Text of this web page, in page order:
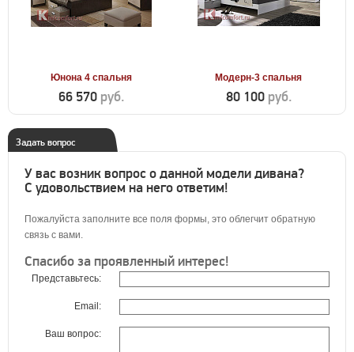
Юнона 4 спальня
66 570 руб.
Модерн-3 спальня
80 100 руб.
Задать вопрос
У вас возник вопрос о данной модели дивана?
С удовольствием на него ответим!
Пожалуйста заполните все поля формы, это облегчит обратную
связь с вами.
Спасибо за проявленный интерес!
Представьтесь:
Email:
Ваш вопрос: